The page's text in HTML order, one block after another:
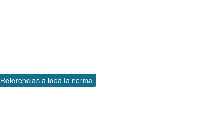
Referencias a toda la norma